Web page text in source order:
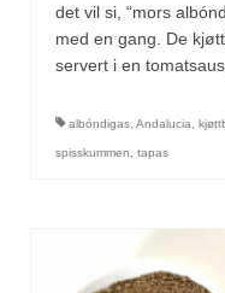
Brennesle
Estragon
det vil si, “mors
med en gang. De
servert i en
albóndigas Andalucia
spisskummen tapas